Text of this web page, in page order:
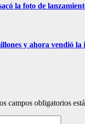
la foto de
y ahora vendió
campos obligatorios